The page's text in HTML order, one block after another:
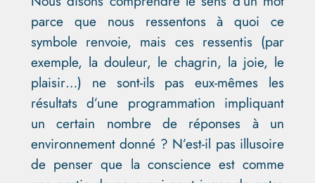
parce que nous ressentons à quoi ce
symbole renvoie, mais ces ressentis (par
exemple, la douleur, le chagrin, la joie, le
plaisir…) ne sont-ils pas eux-mêmes les
résultats d’une programmation impliquant
un certain nombre de réponses à un
environnement donné ? N’est-il pas illusoire
de penser que la conscience est comme